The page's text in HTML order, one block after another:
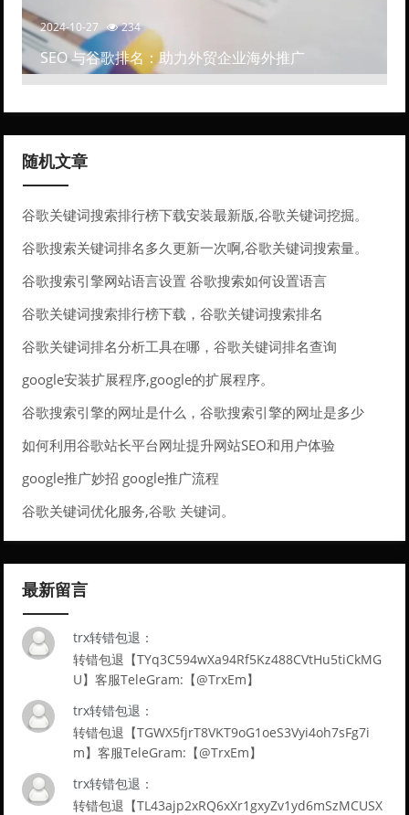
2024-10-27 234
SEO 与谷歌排名：助力外贸企业海外推广
随机文章
谷歌关键词搜索排行榜下载安装最新版,谷歌关键词挖掘。
谷歌搜索关键词排名多久更新一次啊,谷歌关键词搜索量。
谷歌搜索引擎网站语言设置 谷歌搜索如何设置语言
谷歌关键词搜索排行榜下载，谷歌关键词搜索排名
谷歌关键词排名分析工具在哪，谷歌关键词排名查询
google安装扩展程序,google的扩展程序。
谷歌搜索引擎的网址是什么，谷歌搜索引擎的网址是多少
如何利用谷歌站长平台网址提升网站SEO和用户体验
google推广妙招 google推广流程
谷歌关键词优化服务,谷歌 关键词。
最新留言
trx转错包退：
转错包退【TYq3C594wXa94Rf5Kz488CVtHu5tiCkMG
U】客服TeleGram:【@TrxEm】
trx转错包退：
转错包退【TGWX5fjrT8VKT9oG1oeS3Vyi4oh7sFg7i
m】客服TeleGram:【@TrxEm】
trx转错包退：
转错包退【TL43ajp2xRQ6xXr1gxyZv1yd6mSzMCUSX